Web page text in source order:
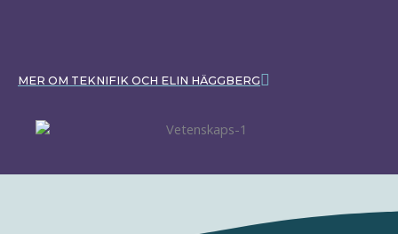
MER OM TEKNIFIK OCH ELIN HÄGGBERG